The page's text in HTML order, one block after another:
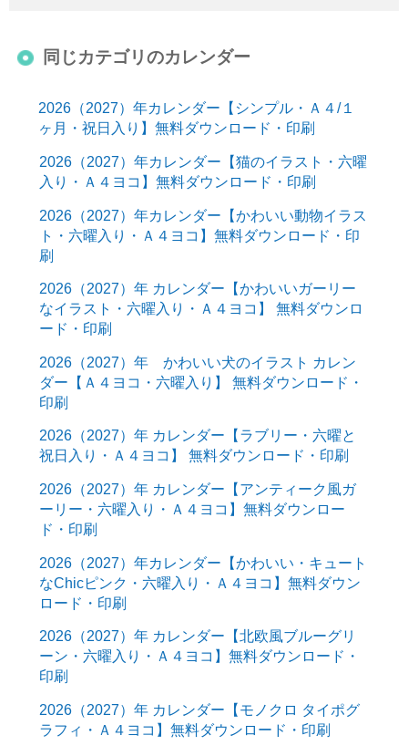
同じカテゴリのカレンダー
2026（2027）年カレンダー【シンプル・Ａ４/１
ヶ月・祝日入り】無料ダウンロード・印刷
2026（2027）年カレンダー【猫のイラスト・六曜
入り・Ａ４ヨコ】無料ダウンロード・印刷
2026（2027）年カレンダー【かわいい動物イラス
ト・六曜入り・Ａ４ヨコ】無料ダウンロード・印
刷
2026（2027）年 カレンダー【かわいいガーリー
なイラスト・六曜入り・Ａ４ヨコ】 無料ダウンロ
ード・印刷
2026（2027）年 かわいい犬のイラスト カレン
ダー【Ａ４ヨコ・六曜入り】 無料ダウンロード・
印刷
2026（2027）年 カレンダー【ラブリー・六曜と
祝日入り・Ａ４ヨコ】 無料ダウンロード・印刷
2026（2027）年 カレンダー【アンティーク風ガ
ーリー・六曜入り・Ａ４ヨコ】無料ダウンロー
ド・印刷
2026（2027）年カレンダー【かわいい・キュート
なChicピンク・六曜入り・Ａ４ヨコ】無料ダウン
ロード・印刷
2026（2027）年 カレンダー【北欧風ブルーグリ
ーン・六曜入り・Ａ４ヨコ】無料ダウンロード・
印刷
2026（2027）年 カレンダー【モノクロ タイポグ
ラフィ・Ａ４ヨコ】無料ダウンロード・印刷